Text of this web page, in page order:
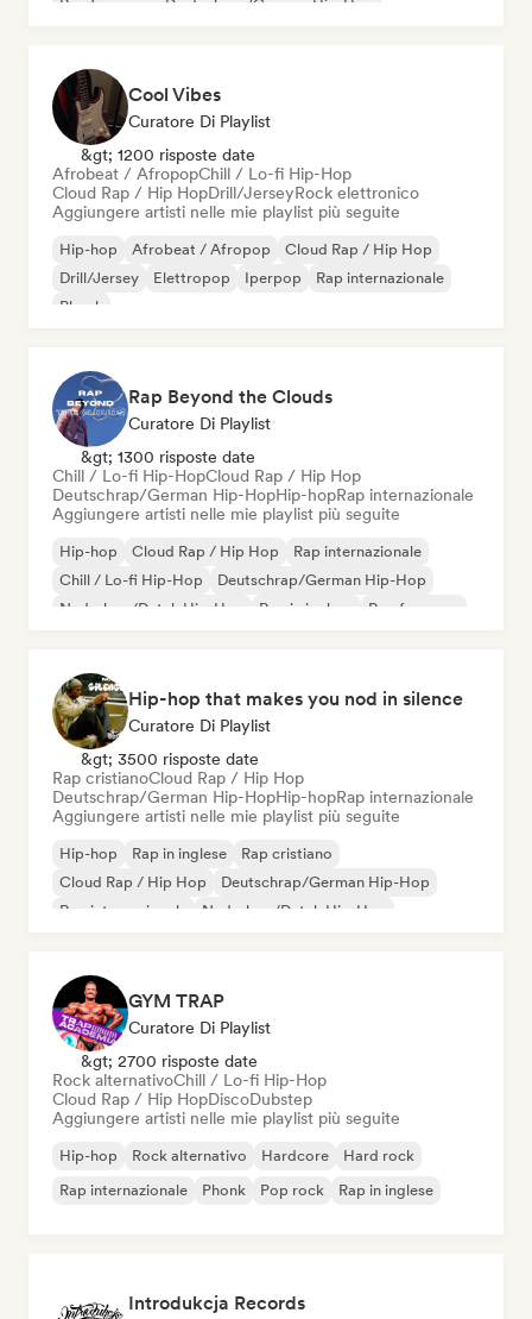
Rap francese Deutschrap/German Hip-Hop
Cool Vibes
Curatore Di Playlist
&gt; 1200 risposte date
Afrobeat / AfropopChill / Lo-fi Hip-Hop
Cloud Rap / Hip HopDrill/JerseyRock elettronico
Aggiungere artisti nelle mie playlist più seguite
Hip-hop Afrobeat / Afropop
Cloud Rap / Hip Hop
Drill/Jersey
Elettropop Iperpop
Rap internazionale
Phonk
Rap Beyond the Clouds
Curatore Di Playlist
&gt; 1300 risposte date
Chill / Lo-fi Hip-HopCloud Rap / Hip Hop
Deutschrap/German Hip-HopHip-hopRap internazionale
Aggiungere artisti nelle mie playlist più seguite
Hip-hop Cloud Rap / Hip Hop
Rap internazionale
Chill / Lo-fi Hip-Hop
Deutschrap/German Hip-Hop
Nederhop/Dutch Hip-Hop
Rap in inglese Rap francese
Hip-hop that makes you nod in silence
Curatore Di Playlist
&gt; 3500 risposte date
Rap cristianoCloud Rap / Hip Hop
Deutschrap/German Hip-HopHip-hopRap internazionale
Aggiungere artisti nelle mie playlist più seguite
Hip-hop Rap in inglese
Rap cristiano
Cloud Rap / Hip Hop
Deutschrap/German Hip-Hop
Rap internazionale
Nederhop/Dutch Hip-Hop
GYM TRAP
Curatore Di Playlist
&gt; 2700 risposte date
Rock alternativoChill / Lo-fi Hip-Hop
Cloud Rap / Hip HopDiscoDubstep
Aggiungere artisti nelle mie playlist più seguite
Hip-hop Rock alternativo Hardcore
Hard rock
Rap internazionale
Phonk Pop rock Rap in inglese
Introdukcja Records